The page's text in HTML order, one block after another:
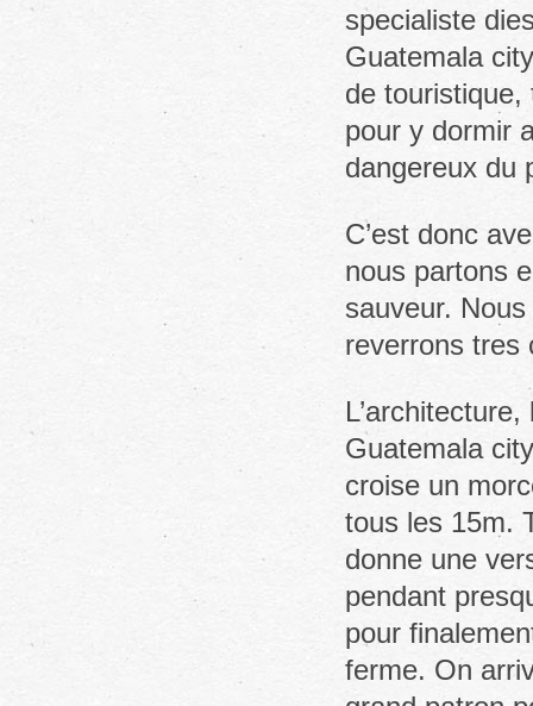
specialiste
Guatemala
de touristique,
pour y dormir
dangereux du
C’est donc
nous partons
sauveur.
reverrons tres
Guatemala
croise un
tous les 15m.
donne une
pendant
pour
ferme. On